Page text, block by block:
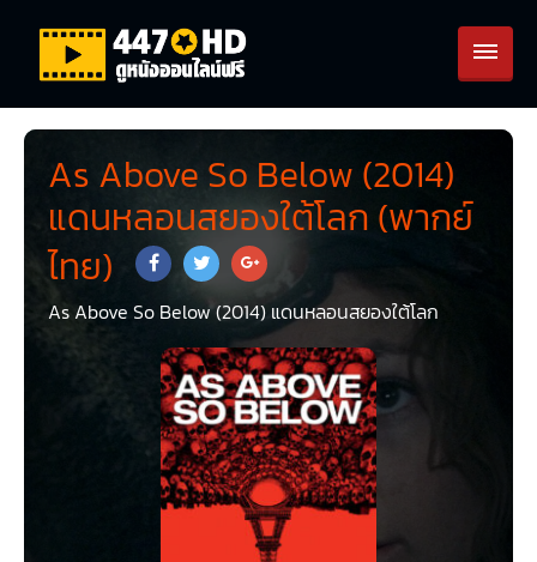
As Above So Below (2014)
แดนหลอนสยองใต้โลก (พากย์
ไทย)
As Above So Below (2014) แดนหลอนสยองใต้โลก